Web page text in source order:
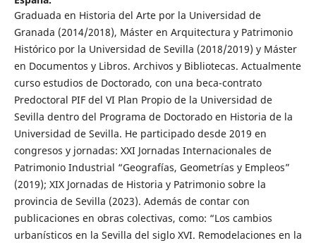
Graduada en Historia del Arte por la Universidad de
Granada (2014/2018), Máster en Arquitectura y Patrimonio
Histórico por la Universidad de Sevilla (2018/2019) y Máster
en Documentos y Libros. Archivos y Bibliotecas. Actualmente
curso estudios de Doctorado, con una beca-contrato
Predoctoral PIF del VI Plan Propio de la Universidad de
Sevilla dentro del Programa de Doctorado en Historia de la
Universidad de Sevilla. He participado desde 2019 en
congresos y jornadas: XXI Jornadas Internacionales de
Patrimonio Industrial “Geografías, Geometrías y Empleos”
(2019); XIX Jornadas de Historia y Patrimonio sobre la
provincia de Sevilla (2023). Además de contar con
publicaciones en obras colectivas, como: “Los cambios
urbanísticos en la Sevilla del siglo XVI. Remodelaciones en la